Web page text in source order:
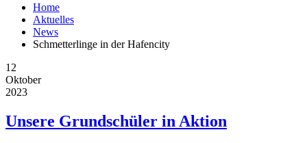
Home
Aktuelles
News
Schmetterlinge in der Hafencity
12
Oktober
2023
Unsere Grundschüler in Aktion